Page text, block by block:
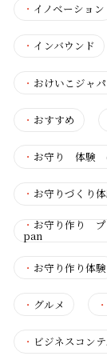
・ イノベーション
・ インバウンド
・ おけいこジャ
・ おすすめ
・ お守り 体験
・ お守りづくり
・ お守り作り
pan
・ お守り作り体験
・ グルメ ・
・ ビジネスコンテ